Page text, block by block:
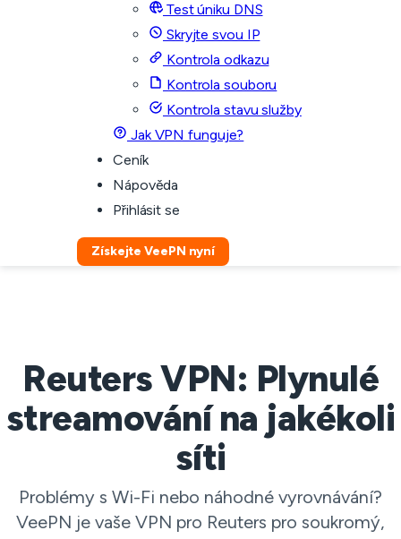
Test úniku DNS
Skryjte svou IP
Kontrola odkazu
Kontrola souboru
Kontrola stavu služby
Jak VPN funguje?
Ceník
Nápověda
Přihlásit se
Získejte VeePN nyní
Reuters VPN: Plynulé
streamování na jakékoli
síti
Problémy s Wi-Fi nebo náhodné vyrovnávání?
VeePN je vaše VPN pro Reuters pro soukromý,